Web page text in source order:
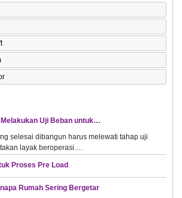
Melakukan Uji Beban untuk…
selesai dibangun harus melewati tahap uji
layak beroperasi.…
Proses Pre Load
Rumah Sering Bergetar